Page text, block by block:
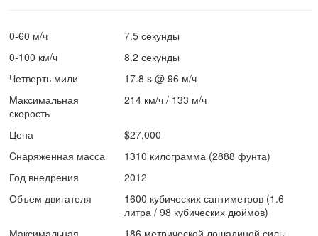
0-60 м/ч
7.5 секунды
0-100 км/ч
8.2 секунды
Четверть мили
17.8 s @ 96 м/ч
Mаксимальная
скорость
214 км/ч / 133 м/ч
Цена
$27,000
Cнаряженная масса
1310 килограмма (2888 фунта)
Год внедрения
2012
Объем двигателя
1600 кубических сантиметров (1.6
литра / 98 кубических дюймов)
Максимальная
186 метрической лошадиной силы